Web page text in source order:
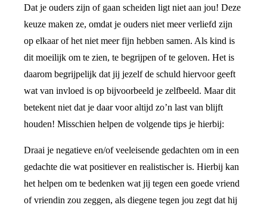
Dat je ouders zijn of gaan scheiden ligt niet aan jou! Deze
keuze maken ze, omdat je ouders niet meer verliefd zijn
op elkaar of het niet meer fijn hebben samen. Als kind is
dit moeilijk om te zien, te begrijpen of te geloven. Het is
daarom begrijpelijk dat jij jezelf de schuld hiervoor geeft
wat van invloed is op bijvoorbeeld je zelfbeeld. Maar dit
betekent niet dat je daar voor altijd zo’n last van blijft
houden! Misschien helpen de volgende tips je hierbij:
Draai je negatieve en/of veeleisende gedachten om in een
gedachte die wat positiever en realistischer is. Hierbij kan
het helpen om te bedenken wat jij tegen een goede vriend
of vriendin zou zeggen, als diegene tegen jou zegt dat hij